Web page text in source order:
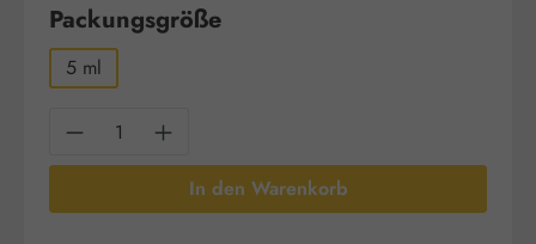
Packungsgrößeauswählen
5 ml
Produkt Anzahl: Gib den gewünschten
In den Warenkorb